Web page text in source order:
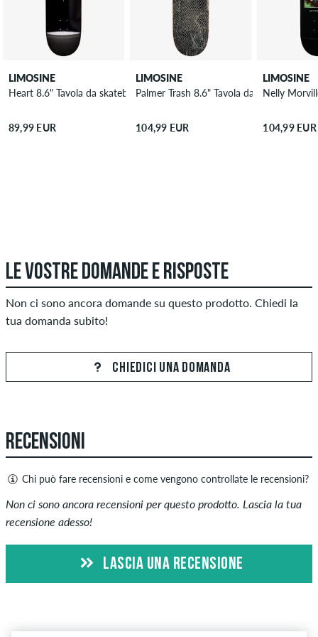
LIMOSINE
Heart 8.6" Tavola da skateboard
89,99 EUR
LIMOSINE
Palmer Trash 8.6" Tavola da skateboard
104,99 EUR
LIMOSINE
Nelly
104,99 EUR
LE VOSTRE DOMANDE E RISPOSTE
Non ci sono ancora domande su questo prodotto. Chiedi la
tua domanda subito!
CHIEDICI UNA DOMANDA
RECENSIONI
Chi può fare recensioni e come vengono controllate le recensioni?
Solo le persone con un account cliente skatedeluxe possono
creare recensioni. Saranno pubblicati dopo il nostro
Le recensioni con contenuti offensivi o osceni e le recensioni
media di tutte le valutazioni.
Non ci sono ancora recensioni per questo prodotto. Lascia la tua
recensione adesso!
LASCIA UNA RECENSIONE